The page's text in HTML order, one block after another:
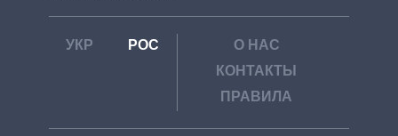
УКР РОС
О НАС
КОНТАКТЫ
ПРАВИЛА